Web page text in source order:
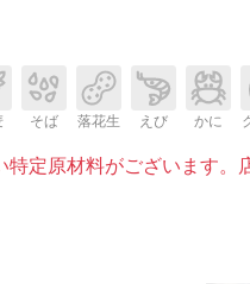
そば 落花生 えび かに
特定原材料がございます。